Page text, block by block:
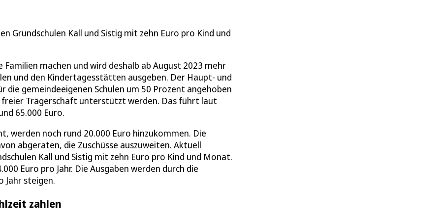
Kall und Sistig mit zehn Euro pro Kind und
machen und wird deshalb ab August 2023 mehr
und den Kindertagesstätten ausgeben. Der Haupt- und
die gemeindeeigenen Schulen um 50 Prozent angehoben
Trägerschaft unterstützt werden. Das führt laut
65.000 Euro.
werden noch rund 20.000 Euro hinzukommen. Die
abgeraten, die Zuschüsse auszuweiten. Aktuell
Kall und Sistig mit zehn Euro pro Kind und Monat.
Euro pro Jahr. Die Ausgaben werden durch die
Jahr steigen.
zahlen